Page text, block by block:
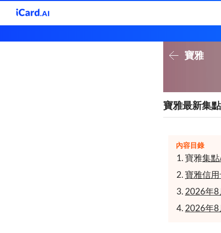
寶雅
寶雅最新集
內容目錄
寶雅集
寶雅信
2026年8
2026年8